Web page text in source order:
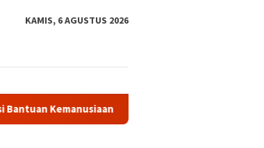
KAMIS, 6 AGUSTUS 2026
Polri ke Aceh, Sumut, dan Sumbar